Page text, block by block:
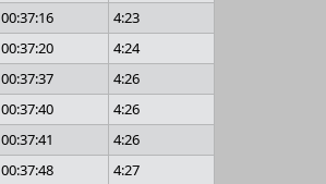
00:37:16
4:23
00:37:20
4:24
00:37:37
4:26
00:37:40
4:26
00:37:41
4:26
00:37:48
4:27